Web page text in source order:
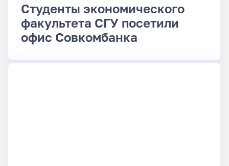
Студенты экономического
факультета СГУ посетили
офис Совкомбанка